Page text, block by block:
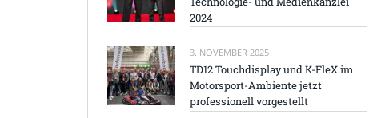
2024
3. NOVEMBER 2025
TD12 Touchdisplay und K-FleX im
Motorsport-Ambiente jetzt
professionell vorgestellt